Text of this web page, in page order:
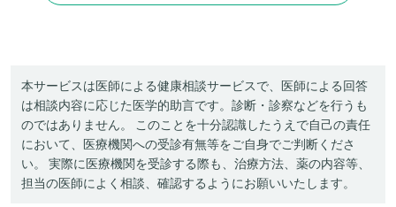
本サービスは医師による健康相談サービスで、医師による回答
は相談内容に応じた医学的助言です。診断・診察などを行うも
のではありません。 このことを十分認識したうえで自己の責任
において、医療機関への受診有無等をご自身でご判断くださ
い。 実際に医療機関を受診する際も、治療方法、薬の内容等、
担当の医師によく相談、確認するようにお願いいたします。